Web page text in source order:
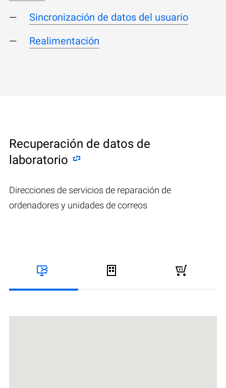
Sincronización de datos del usuario
Realimentación
Recuperación de datos de
laboratorio
Direcciones de servicios de reparación de
ordenadores y unidades de correos